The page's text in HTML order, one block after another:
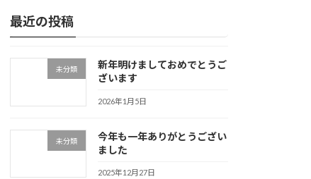
最近の投稿
未分類
新年明けましておめでとうご
ざいます
2026年1月5日
未分類
今年も一年ありがとうござい
ました
2025年12月27日